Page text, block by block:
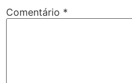
Comentário *